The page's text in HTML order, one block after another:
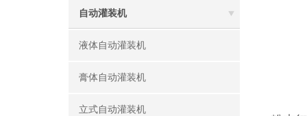
自动灌装机
液体自动灌装机
膏体自动灌装机
立式自动灌装机